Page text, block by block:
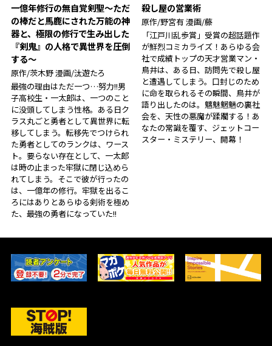
一億年修行の無自覚剣聖〜ただ
の棒だと馬鹿にされた万能の神
器と、極限の修行で生み出した
『剣鬼』の人格で異世界を圧倒
する〜
原作/茨木野 漫画/汰遊たろ
最強の理由はただ一つ…努力!!男
子高校生・一太郎は、一つのこと
に没頭してしまう性格。ある日ク
ラス丸ごと勇者として異世界に転
移してしまう。転移先でつけられ
た勇者としてのランクは、ワース
ト。要らない存在として、一太郎
は時の止まった牢獄に閉じ込めら
れてしまう。そこで彼が行ったの
は、一億年の修行。牢獄を出るこ
ろにはありとあらゆる剣術を極め
た、最強の勇者になっていた!!
殺し屋の営業術
原作/野宮有 漫画/藤
「江戸川乱歩賞」受賞の超話題作
が鮮烈コミカライズ！あらゆる会
社で成績トップの天才営業マン・
鳥井は、ある日、訪問先で殺し屋
と遭遇してしまう。口封じのため
に命を取られるその瞬間、鳥井が
語り出したのは――。魑魅魍魎の裏社
会を、天性の悪魔が蹂躙する！あ
なたの常識を覆す、ジェットコー
スター・ミステリー、開幕！